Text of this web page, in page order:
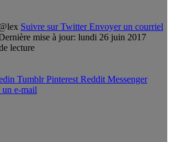
Suivre sur Twitter Envoyer un courriel
mise à jour: lundi 26 juin 2017
lecture
Tumblr Pinterest Reddit Messenger
un e-mail